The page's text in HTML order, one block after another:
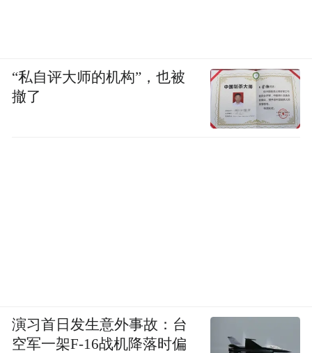
“私自评大师的机构”，也被
撤了
演习首日发生意外事故：台
空军一架F-16战机降落时偏